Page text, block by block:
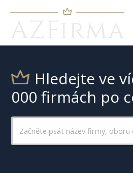
Hledejte ve
000 firmách po